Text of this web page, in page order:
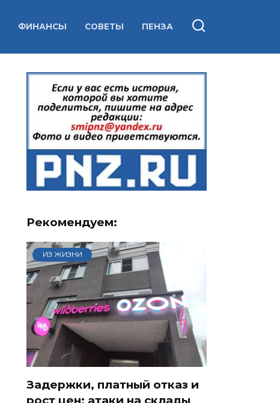
ФИНАНСЫ СОВЕТЫ ПЕНЗА
Рекомендуем:
ИЗ ЖИЗНИ
Задержки, платный отказ и
рост цен: атаки на склады